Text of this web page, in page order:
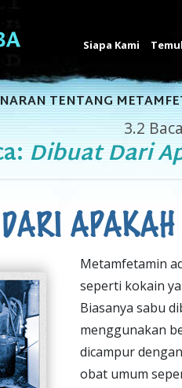
Siapa Kami
TENTANG
3.2
Dibuat Dari
Metamfetamin
seperti kokain
Biasanya sabu
menggunakan
dicampur
obat umum